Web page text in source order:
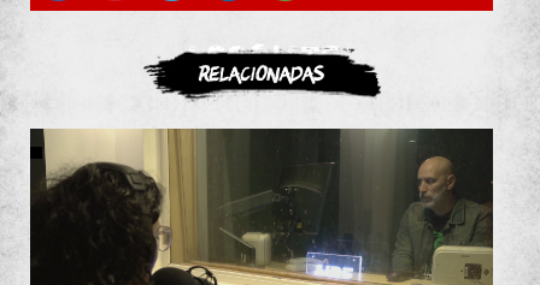
ASOCIATE
Relacionadas